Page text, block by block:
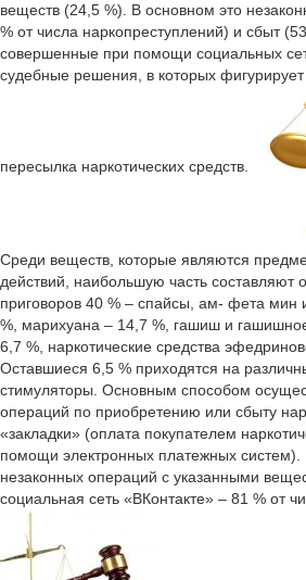
веществ (24,5 %). В основном это
% от числа наркопреступлений) и сбыт
совершенные при помощи социальных
судебные решения, в которых
пересылка наркотических средств.
Среди веществ, которые являются
действий, наибольшую часть составляют
приговоров 40 % – спайсы, ам- фета мин
%, марихуана – 14,7 %, гашиш и
6,7 %, наркотические средства
Оставшиеся 6,5 % приходятся на
стимуляторы. Основным способом
операций по приобретению или сбыту
«закладки» (оплата покупателем
помощи электронных платежных систем).
незаконных операций с указанными
социальная сеть «ВКонтакте» – 81 % от